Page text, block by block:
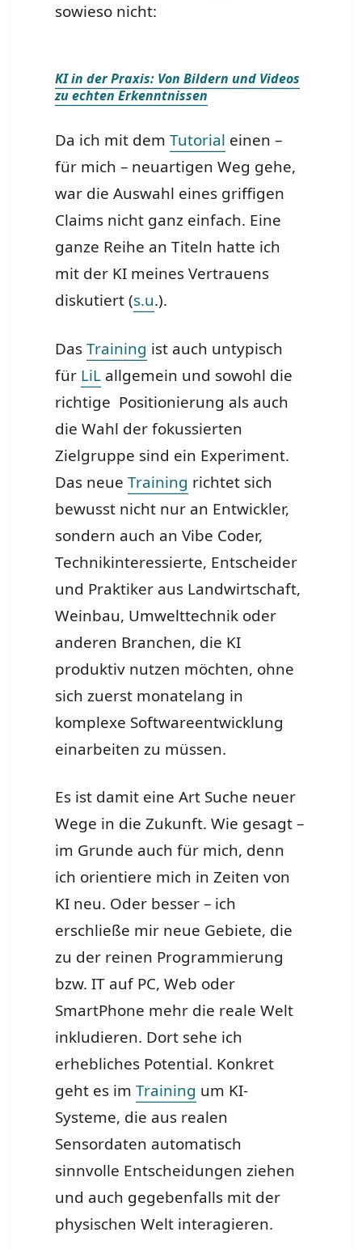
sowieso nicht:
KI in der Praxis: Von Bildern und Videos
zu echten Erkenntnissen
Da ich mit demTutorial einen –
für mich – neuartigen Weg gehe,
war die Auswahl eines griffigen
Claims nicht ganz einfach. Eine
ganze Reihe an Titeln hatte ich
mit der KI meines Vertrauens
diskutiert (s.u.).
DasTraining ist auch untypisch
für LiL allgemein und sowohl die
richtige Positionierung als auch
die Wahl der fokussierten
Zielgruppe sind ein Experiment.
Das neueTraining richtet sich
bewusst nicht nur an Entwickler,
sondern auch an Vibe Coder,
Technikinteressierte, Entscheider
und Praktiker aus Landwirtschaft,
Weinbau, Umwelttechnik oder
anderen Branchen, die KI
produktiv nutzen möchten, ohne
sich zuerst monatelang in
komplexe Softwareentwicklung
einarbeiten zu müssen.
Es ist damit eine Art Suche neuer
Wege in die Zukunft. Wie gesagt –
im Grunde auch für mich, denn
ich orientiere mich in Zeiten von
KI neu. Oder besser – ich
erschließe mir neue Gebiete, die
zu der reinen Programmierung
bzw. IT auf PC, Web oder
SmartPhone mehr die reale Welt
inkludieren. Dort sehe ich
erhebliches Potential. Konkret
geht es imTraining um KI-
Systeme, die aus realen
Sensordaten automatisch
sinnvolle Entscheidungen ziehen
und auch gegebenfalls mit der
physischen Welt interagieren.